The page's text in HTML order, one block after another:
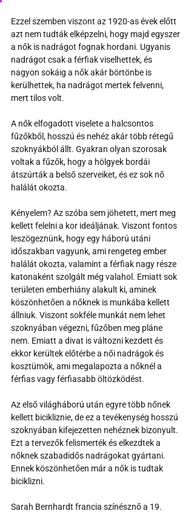
Ezzel szemben viszont az 1920-as évek előtt
azt nem tudták elképzelni, hogy majd egyszer
a nők is nadrágot fognak hordani. Ugyanis
nadrágot csak a férfiak viselhettek, és
nagyon sokáig a nők akár börtönbe is
kerülhettek, ha nadrágot mertek felvenni,
mert tilos volt.
A nők elfogadott viselete a halcsontos
fűzőkből, hosszú és nehéz akár több rétegű
szoknyákból állt. Gyakran olyan szorosak
voltak a fűzők, hogy a hölgyek bordái
átszúrták a belső szerveiket, és ez sok nő
halálát okozta.
Kényelem? Az szóba sem jöhetett, mert meg
kellett felelni a kor ideáljának. Viszont fontos
leszögeznünk, hogy egy háború utáni
időszakban vagyunk, ami rengeteg ember
halálát okozta, valamint a férfiak nagy része
katonaként szolgált még valahol. Emiatt sok
területen emberhiány alakult ki, aminek
köszönhetően a nőknek is munkába kellett
állniuk. Viszont sokféle munkát nem lehet
szoknyában végezni, fűzőben meg pláne
nem. Emiatt a divat is változni kezdett és
ekkor kerültek előtérbe a női nadrágok és
kosztümök, ami megalapozta a nőknél a
férfias vagy férfiasabb öltözködést.
Az első világháború után egyre több nőnek
kellett bicikliznie, de ez a tevékenység hosszú
szoknyában kifejezetten nehéznek bizonyult.
Ezt a tervezők felismerték és elkezdtek a
nőknek szabadidős nadrágokat gyártani.
Ennek köszönhetően már a nők is tudtak
biciklizni.
Sarah Bernhardt francia színésznő a 19.